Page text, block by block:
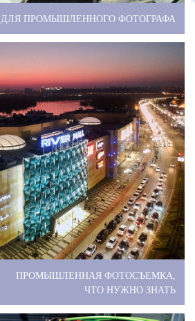
ДЛЯ ПРОМЫШЛЕННОГО ФОТОГРАФА
ПРОМЫШЛЕННАЯ ФОТОСЪЕМКА,
ЧТО НУЖНО ЗНАТЬ